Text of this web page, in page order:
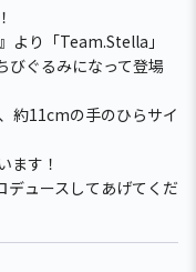
より「Team.Stella」
びぐるみになって登場
約11cmの手のひらサイ
ます！
デュースしてあげてくだ